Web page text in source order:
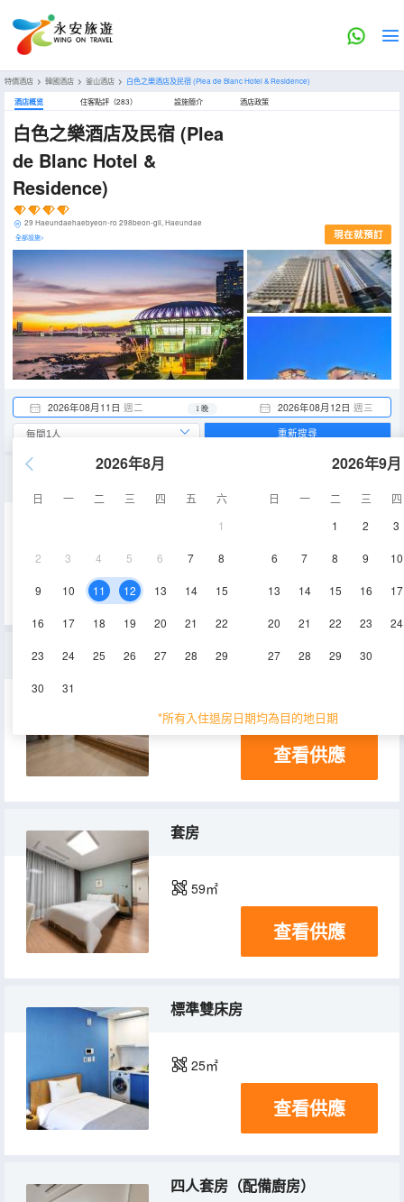
特價酒店 > 韓國酒店 > 釜山酒店 > 白色之樂酒店及民宿(Plea de Blanc Hotel & Residence)
酒店概览 住客點評（283） 設施簡介 酒店政策
白色之樂酒店及民宿 (Plea
de Blanc Hotel &
Residence)
29 Haeundaehaebyeon-ro 298beon-gil, Haeundae
全部設施> 現在就預訂
2026年08月11日 週二 2026年08月12日 週三
1 晚
2026年8月
日 一 二 三 四 五
六
1
2 3 4 5 6 7 8
9 10 11 12 13 14 15
16 17 18 19 20 21 22
23 24 25 26 27 28 29
30 31
2026年9月
日 一 二 三
四
1
2 3
6 7 8 9 10
13 14 15 16 17
20 21 22 23 24
27 28 29 30
*所有入住退房日期均為目的地日期
重新搜尋
好萊塢雙大床房（帶廚房的）
29㎡
查看供應
套房
59㎡
查看供應
標準雙床房
25㎡
查看供應
四人套房（配備廚房）